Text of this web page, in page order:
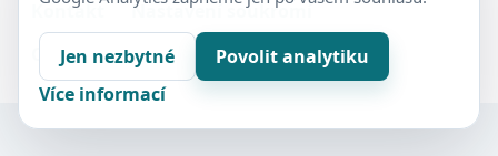
Kontakt
Nastavení soukromí
Ochrana soukromí
Sitemap
Jen nezbytné
Povolit analytiku
Více informací